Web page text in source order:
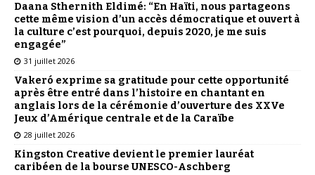
Daana Sthernith Eldimé: “En Haïti, nous partageons
cette même vision d’un accès démocratique et ouvert à
la culture c’est pourquoi, depuis 2020, je me suis
engagée”
31 juillet 2026
Vakeró exprime sa gratitude pour cette opportunité
après être entré dans l’histoire en chantant en
anglais lors de la cérémonie d’ouverture des XXVe
Jeux d’Amérique centrale et de la Caraïbe
28 juillet 2026
Kingston Creative devient le premier lauréat
caribéen de la bourse UNESCO-Aschberg